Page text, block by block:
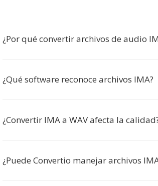
¿Por qué convertir archivos de audio
¿Qué software reconoce archivos IMA?
¿Convertir IMA a WAV afecta la
¿Puede Convertio manejar archivos